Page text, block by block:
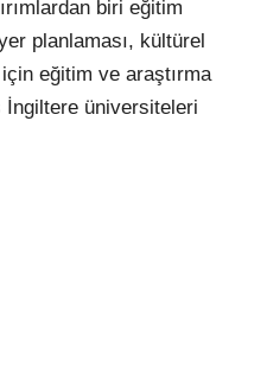
biri eğitim
planlaması, kültürel
eğitim ve araştırma
İngiltere üniversiteleri